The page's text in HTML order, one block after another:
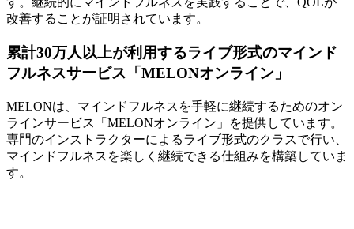
改善することが証明されています。
累計30万人以上が利用するライブ形式のマインド
フルネスサービス「MELONオンライン」
MELONは、マインドフルネスを手軽に継続するためのオン
ラインサービス「MELONオンライン」を提供しています。
専門のインストラクターによるライブ形式のクラスで行い、
マインドフルネスを楽しく継続できる仕組みを構築していま
す。